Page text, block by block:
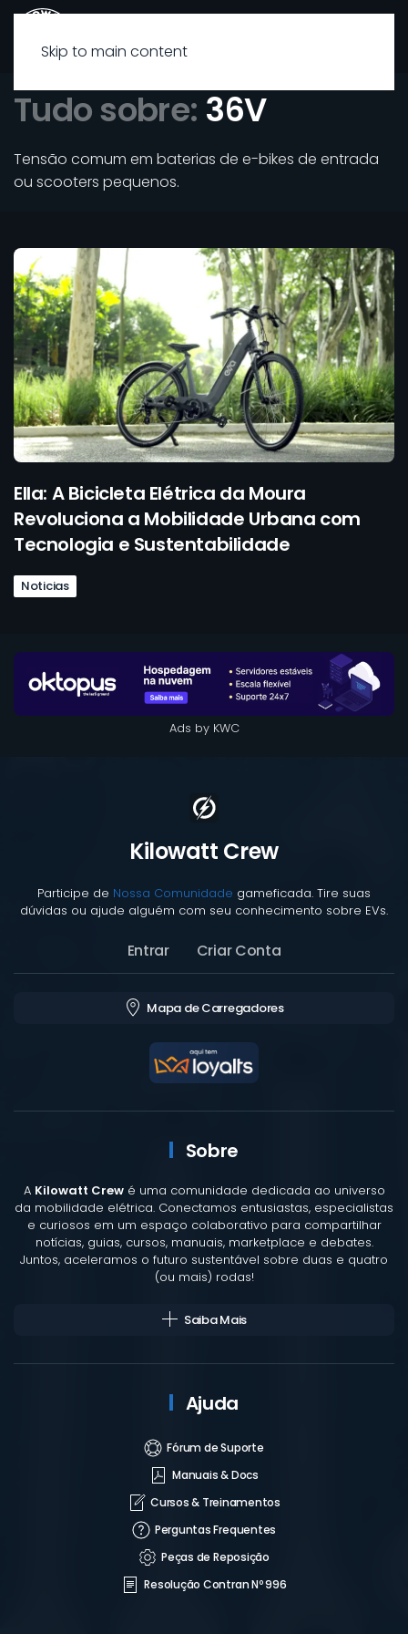
Skip to main content
Tudo sobre: 36V
Tensão comum em baterias de e-bikes de entrada
ou scooters pequenos.
Ella: A Bicicleta Elétrica da Moura
Revoluciona a Mobilidade Urbana com
Tecnologia e Sustentabilidade
Noticias
Ads by KWC
Kilowatt Crew
Participe de Nossa Comunidade gameficada. Tire suas
dúvidas ou ajude alguém com seu conhecimento sobre EVs.
Entrar Criar Conta
Mapa de Carregadores
Sobre
A Kilowatt Crewé uma comunidade dedicada ao universo
da mobilidade elétrica. Conectamos entusiastas, especialistas
e curiosos em um espaço colaborativo para compartilhar
notícias, guias, cursos, manuais, marketplace e debates.
Juntos, aceleramos o futuro sustentável sobre duas e quatro
(ou mais) rodas!
Saiba Mais
Ajuda
Fórum de Suporte
Manuais & Docs
Cursos & Treinamentos
Perguntas Frequentes
Peças de Reposição
Resolução Contran Nº 996